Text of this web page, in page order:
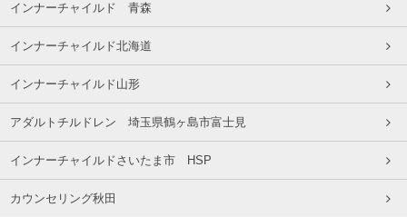
インナーチャイルド 青森
インナーチャイルド北海道
インナーチャイルド山形
アダルトチルドレン 埼玉県鶴ヶ島市富士見
インナーチャイルドさいたま市 HSP
カウンセリング秋田